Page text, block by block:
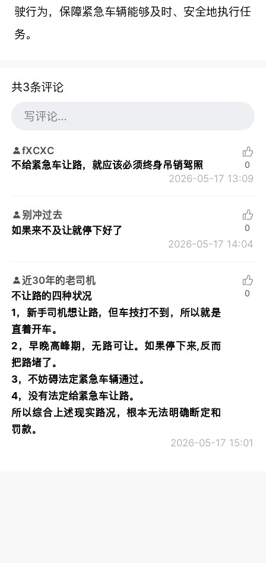
驶行为，保障紧急车辆能够及时、安全地执行任
务。
共3条评论
fXCXC
不给紧急车让路，就应该必须终身吊销驾照
2026-05-17 13:09
0
别冲过去
如果来不及让就停下好了
2026-05-17 14:04
0
近30年的老司机
不让路的四种状况
1，新手司机想让路，但车技打不到，所以就是
直着开车。
2，早晚高峰期，无路可让。如果停下来,反而
把路堵了。
3，不妨碍法定紧急车辆通过。
4，没有法定给紧急车让路。
所以综合上述现实路况，根本无法明确断定和
罚款。
2026-05-17 15:01
0